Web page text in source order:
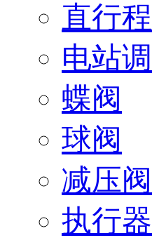
直行
电站
蝶阀
球阀
减压阀
执行器